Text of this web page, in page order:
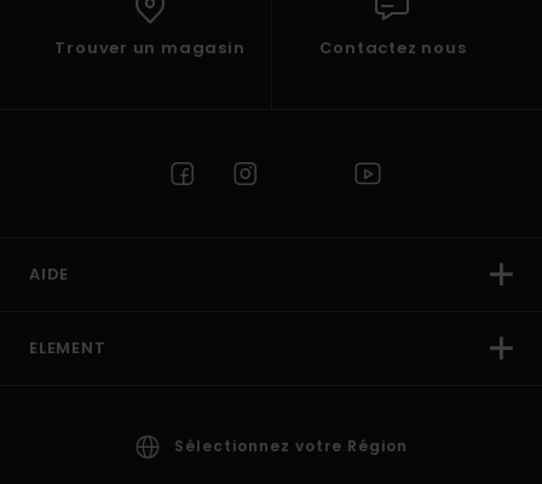
Trouver un magasin Contactez nous
AIDE
ELEMENT
Sélectionnez votre Région